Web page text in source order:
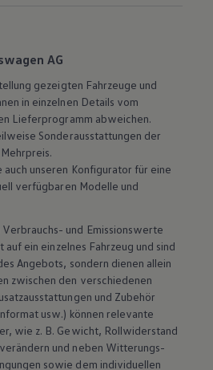
AG
gezeigten Fahrzeuge und
in einzelnen Details vom
Lieferprogramm abweichen.
Sonderausstattungen der
auch unseren Konfigurator für eine
verfügbaren Modelle und
und Emissionswerte
auf ein einzelnes Fahrzeug und sind
Angebots, sondern dienen allein
zwischen den verschiedenen
und Zubehör
usw.) können relevante
wie z. B. Gewicht, Rollwiderstand
und neben Witterungs-
sowie dem individuellen